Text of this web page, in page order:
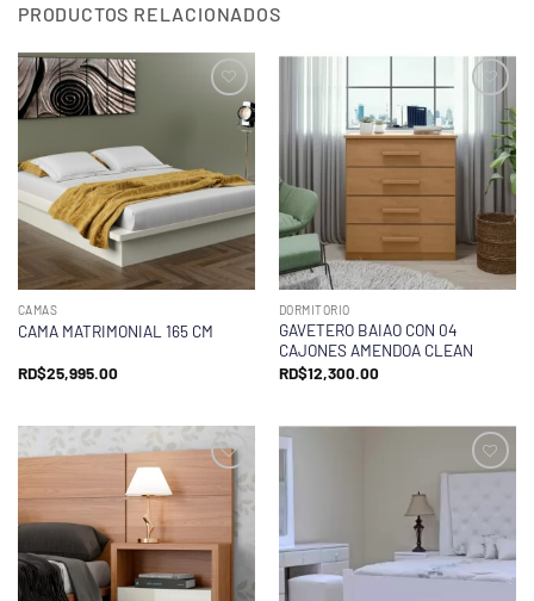
PRODUCTOS RELACIONADOS
CAMAS
CAMA MATRIMONIAL 165 CM
RD$25,995.00
DORMITORIO
GAVETERO BAIAO CON 04
CAJONES AMENDOA CLEAN
RD$12,300.00